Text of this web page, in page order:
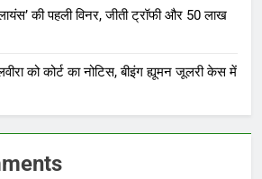
की पहली विनर, जीती ट्रॉफी और 50 लाख
को कोर्ट का नोटिस, बीइंग ह्यूमन जूलरी केस में